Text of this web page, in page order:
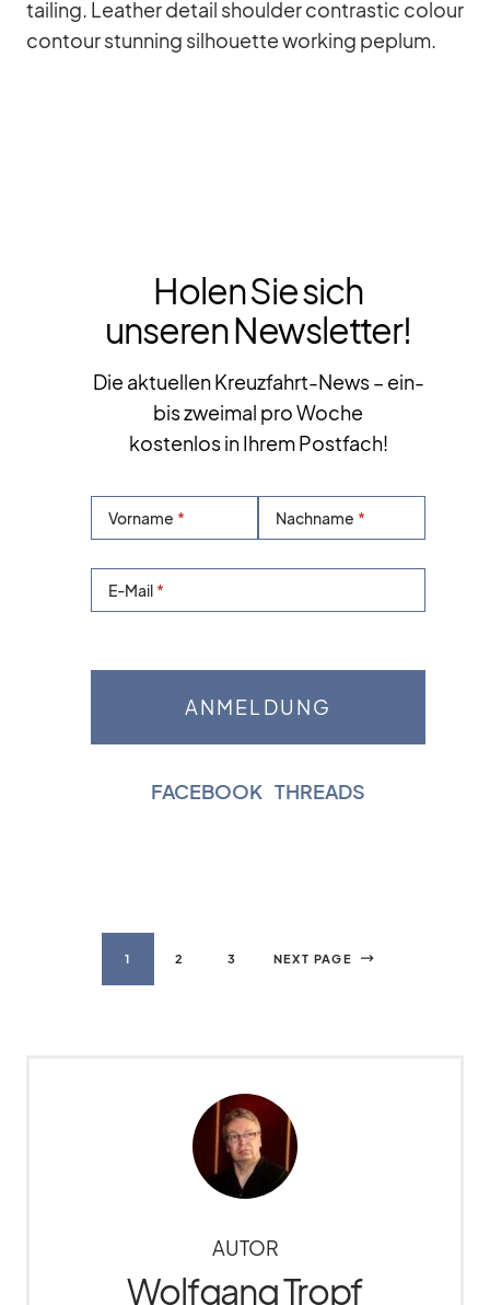
tail­ing. Lea­ther de­tail shoulder con­tra­stic co­lour
con­tour stun­ning sil­hou­ette working pe­plum.
Holen Sie sich
unseren Newsletter!
Die aktuellen Kreuzfahrt-News – ein-
bis zweimal pro Woche
kostenlos in Ihrem Postfach!
Vorname Nachname
E-Mail
FACEBOOK THREADS
1 2 3 NEXT PAGE
AUTOR
Wolfgang Tropf